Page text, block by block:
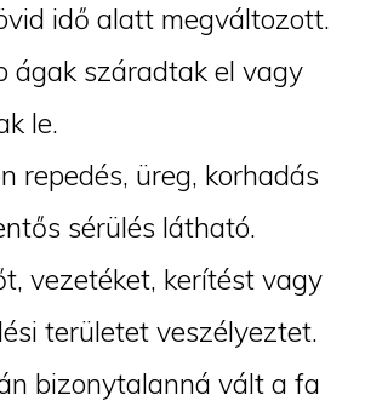
idő alatt megváltozott.
ágak száradtak el vagy
le.
repedés, üreg, korhadás
sérülés látható.
vezetéket, kerítést vagy
területet veszélyeztet.
bizonytalanná vált a fa